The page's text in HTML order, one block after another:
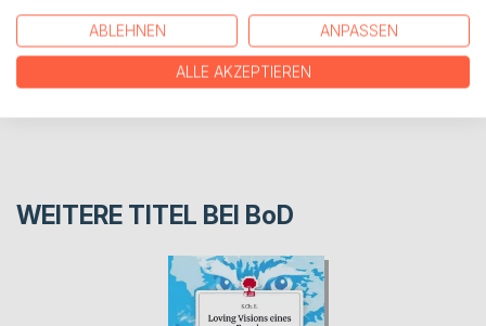
PRESSESTIMMEN
WEITERE TITEL BEI BoD
ABLEHNEN ANPASSEN
ALLE AKZEPTIEREN